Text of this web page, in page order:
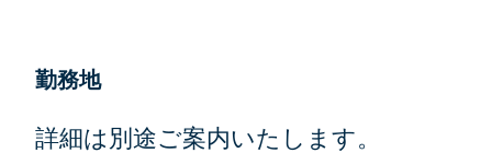
勤務地
詳細は別途ご案内いたします。